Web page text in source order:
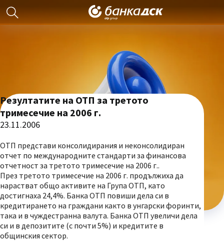
Резултатите на ОТП за третото
тримесечие на 2006 г.
23.11.2006
ОТП представи консолидирания и неконсолидиран
отчет по международните стандарти за финансова
отчетност за третото тримесечие на 2006 г..
През третото тримесечие на 2006 г. продължиха да
нарастват общо активите на Група ОТП, като
достигнаха 24,4%. Банка ОТП повиши дела си в
кредитирането на граждани както в унгарски форинти,
така и в чуждестранна валута. Банка ОТП увеличи дела
си и в депозитите (с почти 5%) и кредитите в
общинския сектор.